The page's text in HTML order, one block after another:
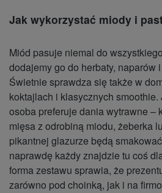
Jak wykorzystać miody i
Miód pasuje niemal do
dodajemy go do herbaty, naparów
Świetnie sprawdza się także w
koktajlach i klasycznych
osoba preferuje dania wytrawne –
mięsa z odrobiną miodu, żeberka
pikantnej glazurze będą
naprawdę każdy znajdzie tu coś
forma zestawu sprawia, że
zarówno pod choinką, jak i na